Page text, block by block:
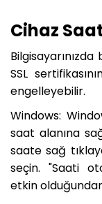
Cihaz
SSL
engelleyebilir.
Windows:
saat alanına
saate sağ
seçin. "Saati
etkin